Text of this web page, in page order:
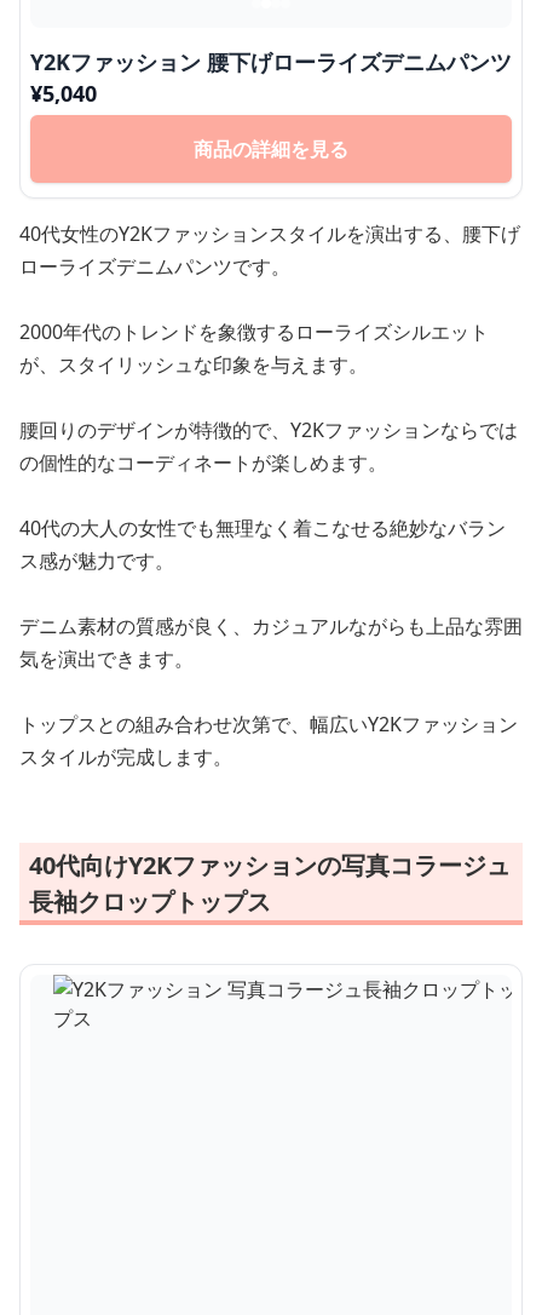
Y2Kファッション 腰下げローライズデニムパンツ
¥5,040
商品の詳細を見る
40代女性のY2Kファッションスタイルを演出する、腰下げ
ローライズデニムパンツです。
2000年代のトレンドを象徴するローライズシルエット
が、スタイリッシュな印象を与えます。
腰回りのデザインが特徴的で、Y2Kファッションならでは
の個性的なコーディネートが楽しめます。
40代の大人の女性でも無理なく着こなせる絶妙なバラン
ス感が魅力です。
デニム素材の質感が良く、カジュアルながらも上品な雰囲
気を演出できます。
トップスとの組み合わせ次第で、幅広いY2Kファッション
スタイルが完成します。
40代向けY2Kファッションの写真コラージュ
長袖クロップトップス